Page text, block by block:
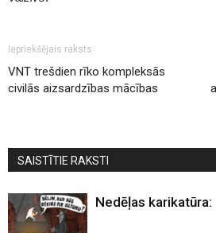
Iepriekšējais raksts
VNT trešdien rīko kompleksās
civilās aizsardzības mācības
SAISTĪTIE RAKSTI
Nedēļas karikatūra: